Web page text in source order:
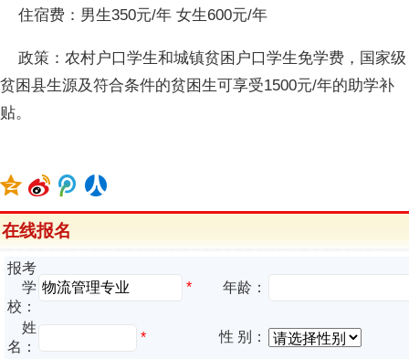
住宿费：男生350元/年 女生600元/年
政策：农村户口学生和城镇贫困户口学生免学费，国家级
贫困县生源及符合条件的贫困生可享受1500元/年的助学补
贴。
在线报名
报考
学
校：
* 年龄：
姓
名：
*
性 别：